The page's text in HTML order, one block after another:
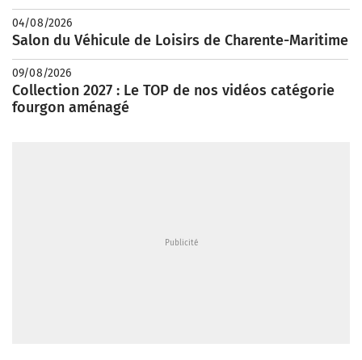
04/08/2026
Salon du Véhicule de Loisirs de Charente-Maritime
09/08/2026
Collection 2027 : Le TOP de nos vidéos catégorie
fourgon aménagé